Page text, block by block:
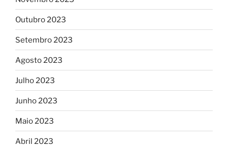
Outubro 2023
Setembro 2023
Agosto 2023
Julho 2023
Junho 2023
Maio 2023
Abril 2023